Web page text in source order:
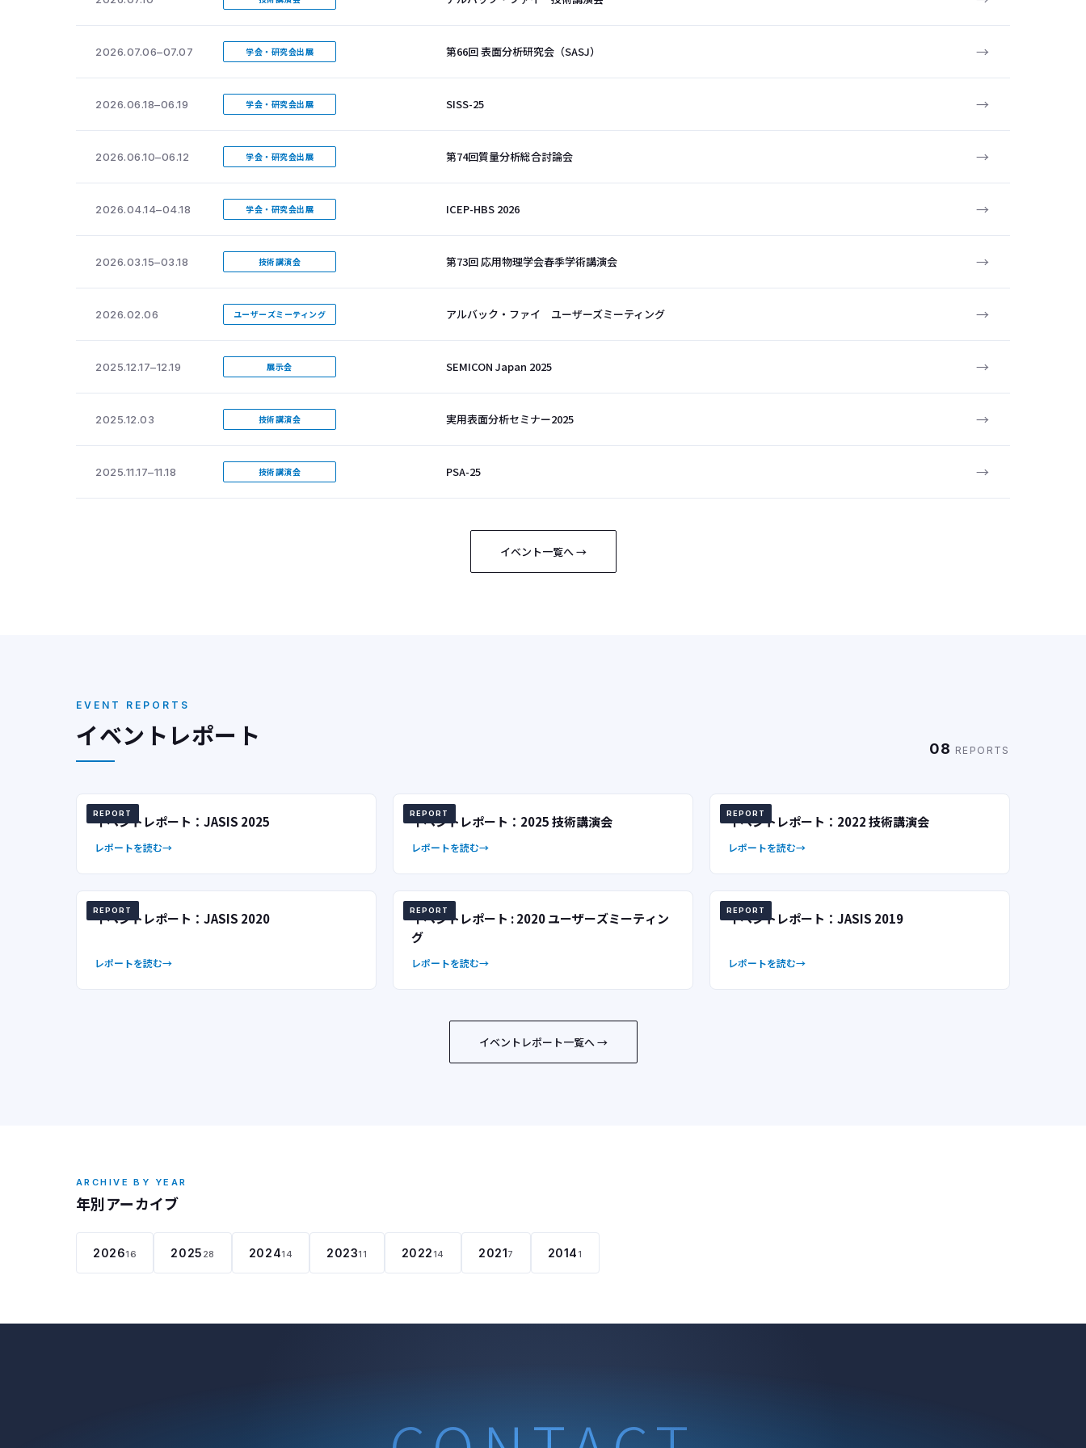
2026.07.06–07.07 学会・研究会出展 第66回 表面分析研究会（SASJ） →
2026.06.18–06.19 学会・研究会出展 SISS-25 →
2026.06.10–06.12 学会・研究会出展 第74回質量分析総合討論会 →
2026.04.14–04.18 学会・研究会出展 ICEP-HBS 2026 →
2026.03.15–03.18 技術講演会 第73回 応用物理学会春季学術講演会 →
2026.02.06 ユーザーズミーティング アルバック・ファイ ユーザーズミーティング →
2025.12.17–12.19 展示会 SEMICON Japan 2025 →
2025.12.03 技術講演会 実用表面分析セミナー2025 →
2025.11.17–11.18 技術講演会 PSA-25 →
イベント一覧へ →
EVENT REPORTS
イベントレポート 08 REPORTS
REPORT
イベントレポート：JASIS 2025
レポートを読む
REPORT
イベントレポート：2025 技術講演会
レポートを読む
REPORT
イベントレポート：2022 技術講演会
レポートを読む
REPORT
イベントレポート：JASIS 2020
レポートを読む
REPORT
イベントレポート : 2020 ユーザーズミーティン
グ
レポートを読む
REPORT
イベントレポート：JASIS 2019
レポートを読む
イベントレポート一覧へ →
ARCHIVE BY YEAR
年別アーカイブ
202616 2025 28 202414 202311 202214 20217 20141